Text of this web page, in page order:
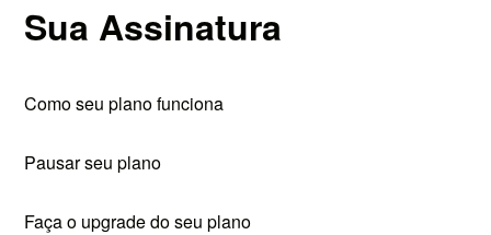
Sua Assinatura
Como seu plano funciona
Pausar seu plano
Faça o upgrade do seu plano